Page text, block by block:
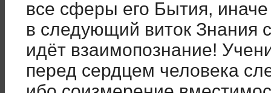
все сферы его Бытия, иначе
в следующий виток Знания
идёт взаимопознание!
перед сердцем человека